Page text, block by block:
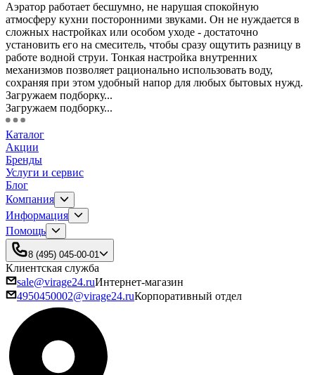
Аэратор работает бесшумно, не нарушая спокойную
атмосферу кухни посторонними звуками. Он не нуждается в
сложных настройках или особом уходе - достаточно
установить его на смеситель, чтобы сразу ощутить разницу в
работе водной струи. Тонкая настройка внутренних
механизмов позволяет рационально использовать воду,
сохраняя при этом удобный напор для любых бытовых нужд.
Загружаем подборку...
Загружаем подборку...
Каталог
Акции
Бренды
Услуги и сервис
Блог
Компания
Информация
Помощь
8 (495) 045-00-01
Клиентская служба
sale@virage24.ruИнтернет-магазин
4950450002@virage24.ruКорпоративный отдел